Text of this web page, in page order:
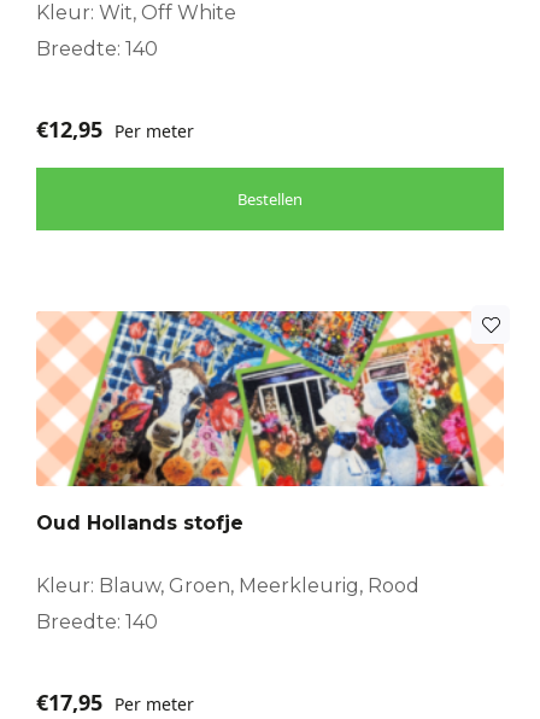
Kleur: Wit, Off White
Breedte: 140
€12,95 Per meter
Bestellen
Oud Hollands stofje
Kleur: Blauw, Groen, Meerkleurig, Rood
Breedte: 140
€17,95 Per meter